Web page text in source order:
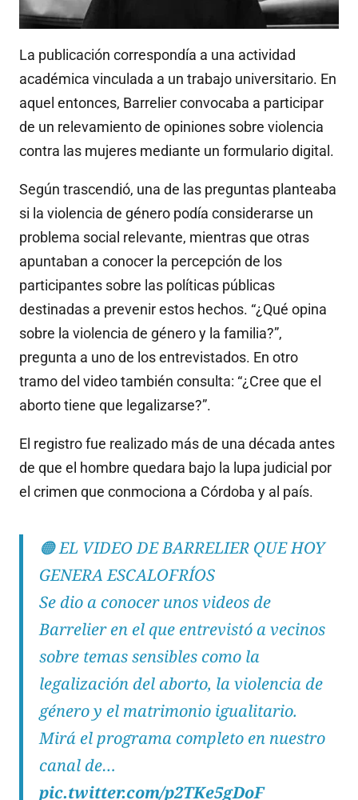
La publicación correspondía a una actividad
académica vinculada a un trabajo universitario. En
aquel entonces, Barrelier convocaba a participar
de un relevamiento de opiniones sobre violencia
contra las mujeres mediante un formulario digital.
Según trascendió, una de las preguntas planteaba
si la violencia de género podía considerarse un
problema social relevante, mientras que otras
apuntaban a conocer la percepción de los
participantes sobre las políticas públicas
destinadas a prevenir estos hechos. “¿Qué opina
sobre la violencia de género y la familia?”,
pregunta a uno de los entrevistados. En otro
tramo del video también consulta: “¿Cree que el
aborto tiene que legalizarse?”.
El registro fue realizado más de una década antes
de que el hombre quedara bajo la lupa judicial por
el crimen que conmociona a Córdoba y al país.
🟠 EL VIDEO DE BARRELIER QUE HOY
GENERA ESCALOFRÍOS
Se dio a conocer unos videos de
Barrelier en el que entrevistó a vecinos
sobre temas sensibles como la
legalización del aborto, la violencia de
género y el matrimonio igualitario.
Mirá el programa completo en nuestro
canal de…
pic.twitter.com/p2TKe5gDoF